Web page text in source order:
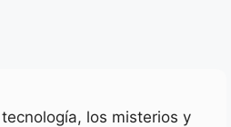
los misterios y